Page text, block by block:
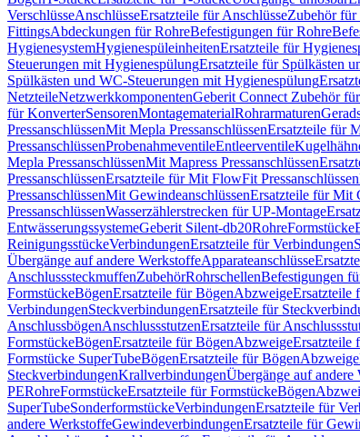
VerschlüsseAnschlüsseErsatzteile für AnschlüsseZubehör für
FittingsAbdeckungen für RohreBefestigungen für Rohre
HygienesystemHygienespüleinheitenErsatzteile für
Steuerungen mit HygienespülungErsatzteile für Spülkästen
Spülkästen und WC-Steuerungen mit Hygienespülung
NetzteileNetzwerkkomponentenGeberit Connect Zubehör
für KonverterSensorenMontagematerialRohrarmaturen
PressanschlüssenMit Mepla PressanschlüssenErsatzteile für
PressanschlüssenProbenahmeventileEntleerventile
Mepla PressanschlüssenMit Mapress Pressanschlüssen
PressanschlüssenErsatzteile für Mit FlowFit Pressanschlüssen
PressanschlüssenMit GewindeanschlüssenErsatzteile für Mit
PressanschlüssenWasserzählerstrecken für UP-Montage
EntwässerungssystemeGeberit Silent-db20RohreFormstücke
ReinigungsstückeVerbindungenErsatzteile für Verbindungen
Übergänge auf andere WerkstoffeApparateanschlüsse
AnschlusssteckmuffenZubehörRohrschellenBefestigungen
FormstückeBögenErsatzteile für BögenAbzweigeErsatzteile
VerbindungenSteckverbindungenErsatzteile für
AnschlussbögenAnschlussstutzenErsatzteile für
FormstückeBögenErsatzteile für BögenAbzweigeErsatzteile
Formstücke SuperTubeBögenErsatzteile für BögenAbzweige
SteckverbindungenKrallverbindungenÜbergänge auf andere
PERohreFormstückeErsatzteile für FormstückeBögen
SuperTubeSonderformstückeVerbindungenErsatzteile für
andere WerkstoffeGewindeverbindungenErsatzteile für